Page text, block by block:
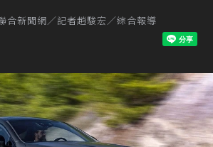
合新聞網／記者趙駿宏／綜合報導